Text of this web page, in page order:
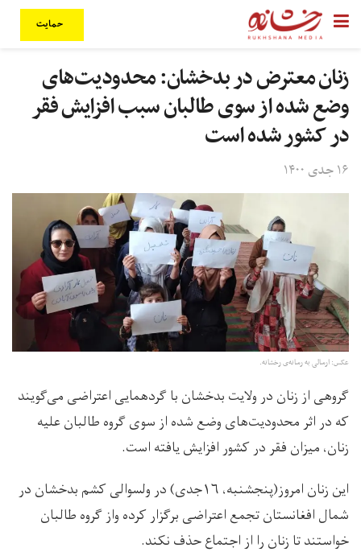
حمایت
زنان معترض در بدخشان: محدودیت‌های
وضع شده از سوی طالبان سبب افزایش فقر
در کشور شده است
۱۶ جدی ۱۴۰۰
عکس:‌ ارسالی به رسانه‌ی رخشانه.
گروهی از زنان در ولایت بدخشان با گردهمایی اعتراضی می‌گویند
که در اثر محدودیت‌های وضع شده از سوی گروه طالبان علیه
زنان، میزان فقر در کشور افزایش یافته است.
این زنان امروز(پنجشنبه، ۱۶جدی) در ولسوالی کشم بدخشان در
شمال افغانستان تجمع اعتراضی برگزار کرده واز گروه طالبان
خواستند تا زنان را از اجتماع حذف نکند.